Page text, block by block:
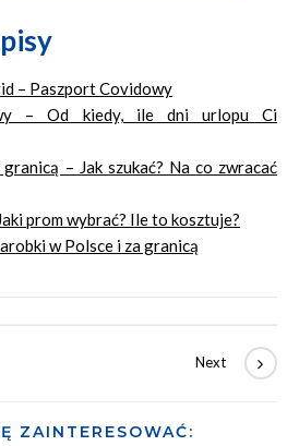
– Paszport Covidowy
– Od kiedy, ile dni urlopu Ci
– Jak szukać? Na co zwracać
prom wybrać? Ile to kosztuje?
w Polsce i za granicą
ZAINTERESOWAĆ: